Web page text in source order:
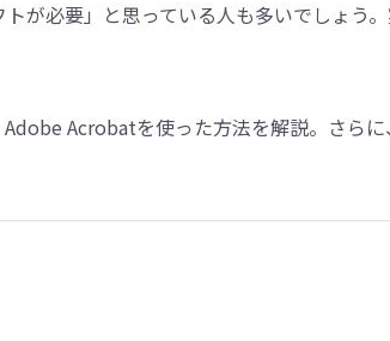
が必要」と思っている人も多いでしょう。
Acrobatを使った方法を解説。さら